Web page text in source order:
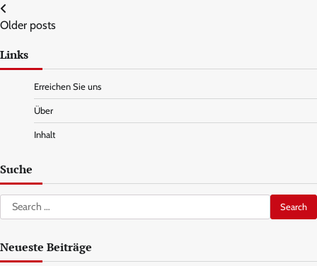
Posts
navigation
Older posts
Links
Erreichen Sie uns
Über
Inhalt
Suche
Search
for:
Neueste Beiträge